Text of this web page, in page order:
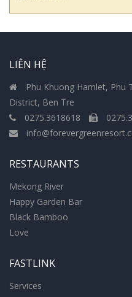
LIÊN HỆ
Phu Khuong Hamlet, Phu
District, Ben Tre
0275.3618618
RESTAURANTS
Mekong River
Happy Garden Bar
Black Bamboo
Love
FASTLINK
Services